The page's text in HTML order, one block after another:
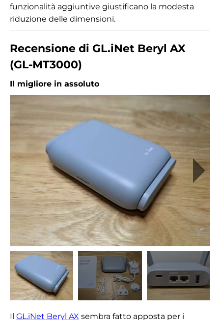
funzionalità aggiuntive giustificano la modesta
riduzione delle dimensioni.
Recensione di GL.iNet Beryl AX
(GL-MT3000)
Il migliore in assoluto
Il GL.iNet Beryl AX sembra fatto apposta per i